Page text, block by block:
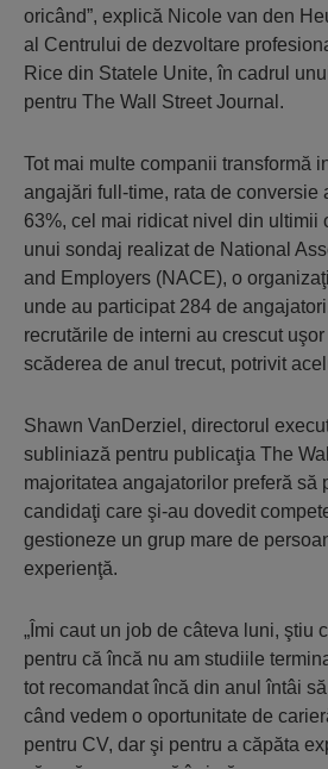
oricând”, explică Nicole van den
al Centrului de dezvoltare
Rice din Statele Unite, în cadrul
pentru The Wall Street Journal.
Tot mai multe companii transformă
angajări full-time, rata de conversie
63%, cel mai ridicat nivel din ultimii
unui sondaj realizat de National
and Employers (NACE), o
unde au participat 284 de
recrutările de interni au crescut
scăderea de anul trecut, potrivit
Shawn VanDerziel, directorul
subliniază pentru publicaţia The
majoritatea angajatorilor preferă să
candidaţi care şi-au dovedit
gestioneze un grup mare de
experienţă.
„Îmi caut un job de câteva luni, ştiu
pentru că încă nu am studiile
tot recomandat încă din anul întâi
când vedem o oportunitate de
pentru CV, dar şi pentru a căpăta